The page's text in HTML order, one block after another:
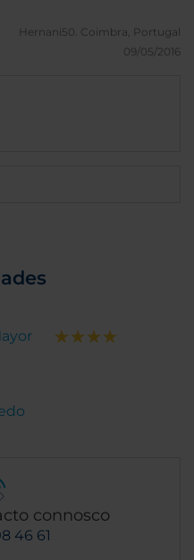
Hernani50. Coimbra, Portugal
09/05/2016
connosco
46 61